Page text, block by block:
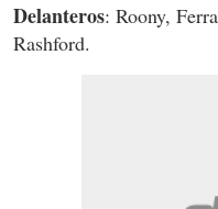
Delanteros: Roony,
Rashford.